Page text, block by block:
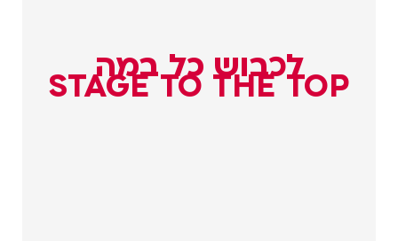
לכבוש כל במה
STAGE TO THE TOP